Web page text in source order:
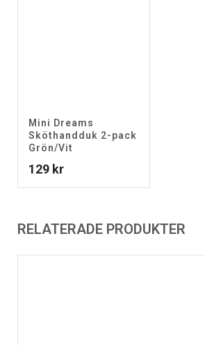
Mini Dreams
Sköthandduk 2-pack
Grön/Vit
129 kr
RELATERADE PRODUKTER